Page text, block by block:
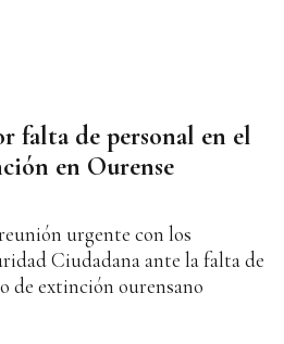
falta de personal en el
en Ourense
urgente con los
Ciudadana ante la falta de
de extinción ourensano